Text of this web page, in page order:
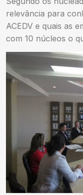
relevância para
ACEDV e quais as
com 10 núcleos o